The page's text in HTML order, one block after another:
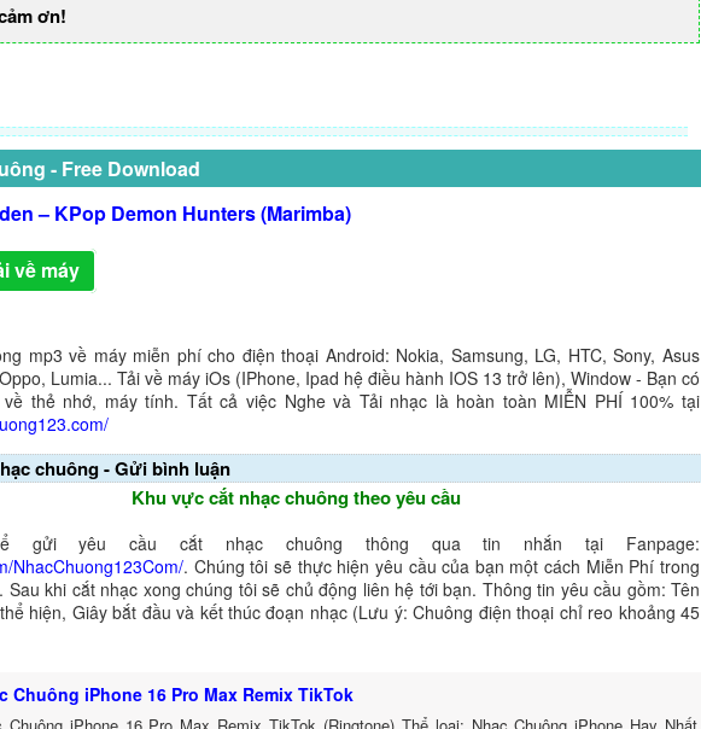
ơn!
- Free Download
– KPop Demon Hunters (Marimba)
về máy
mp3 về máy miễn phí cho điện thoại Android: Nokia, Samsung, LG, HTC, Sony, Asus
Lumia... Tải về máy iOs (IPhone, Ipad hệ điều hành IOS 13 trở lên), Window - Bạn có
về thẻ nhớ, máy tính. Tất cả việc Nghe và Tải nhạc là hoàn toàn MIỄN PHÍ 100% tại
chuông - Gửi bình luận
Khu vực cắt nhạc chuông theo yêu cầu
gửi yêu cầu cắt nhạc chuông thông qua tin nhắn tại Fanpage:
NhacChuong123Com/. Chúng tôi sẽ thực hiện yêu cầu của bạn một cách Miễn Phí trong
Sau khi cắt nhạc xong chúng tôi sẽ chủ động liên hệ tới bạn. Thông tin yêu cầu gồm: Tên
hiện, Giây bắt đầu và kết thúc đoạn nhạc (Lưu ý: Chuông điện thoại chỉ reo khoảng 45
Chuông iPhone 16 Pro Max Remix TikTok